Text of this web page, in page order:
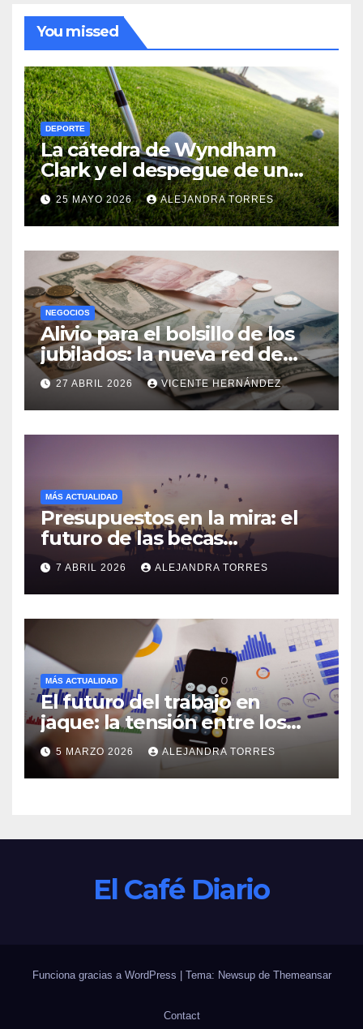
You missed
DEPORTE
La cátedra de Wyndham
Clark y el despegue de un
pibe de 19 años en el CJ Cup
Byron Nelson
25 MAYO 2026 ALEJANDRA TORRES
NEGOCIOS
Alivio para el bolsillo de los
jubilados: la nueva red de
descuentos locales y
cambios clave en pensiones
del exterior
27 ABRIL 2026 VICENTE HERNÁNDEZ
MÁS ACTUALIDAD
Presupuestos en la mira: el
futuro de las becas
estudiantiles para 2026
7 ABRIL 2026 ALEJANDRA TORRES
MÁS ACTUALIDAD
El futuro del trabajo en
jaque: la tensión entre los
salarios estancados y el
avance de la automatización
5 MARZO 2026 ALEJANDRA TORRES
El Café Diario
Funciona gracias a WordPress Tema: Newsup de Themeansar
Contact